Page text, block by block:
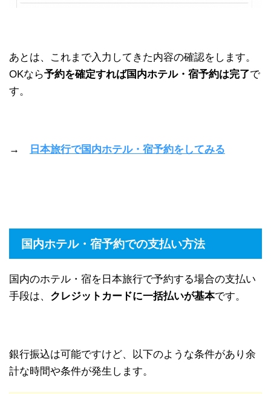
あとは、これまで入力してきた内容の確認をします。
OKなら予約を確定すれば国内ホテル・宿予約は完了で
す。
→ 日本旅行で国内ホテル・宿予約をしてみる
国内ホテル・宿予約での支払い方法
国内のホテル・宿を日本旅行で予約する場合の支払い
手段は、 クレジットカードに一括払いが基本です。
銀行振込は可能ですけど、以下のような条件があり余
計な時間や条件が発生します。